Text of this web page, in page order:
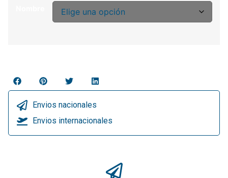
Envios nacionales
Envios internacionales